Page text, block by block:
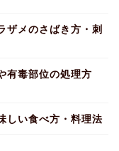
ザメのさばき方・刺
有毒部位の処理方
しい食べ方・料理法